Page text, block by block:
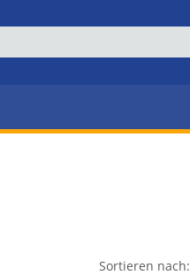
Sortieren nach: